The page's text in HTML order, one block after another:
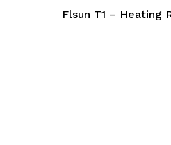
Flsun T1 – Heating